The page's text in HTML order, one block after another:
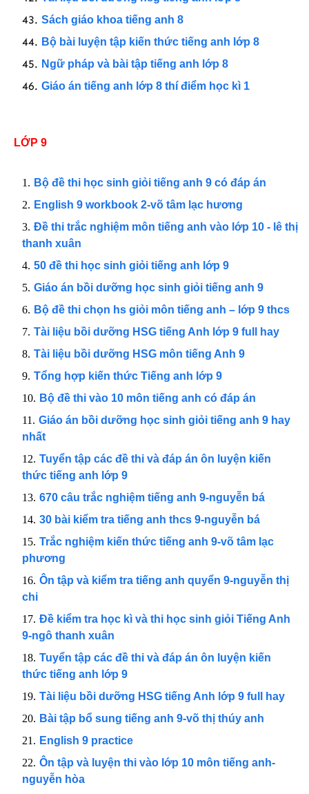
Sách giáo khoa tiếng anh 8
Bộ bài luyện tập kiến thức tiếng anh lớp 8
Ngữ pháp và bài tập tiếng anh lớp 8
Giáo án tiếng anh lớp 8 thí điểm học kì 1
LỚP 9
Bộ đề thi học sinh giỏi tiếng anh 9 có đáp án
English 9 workbook 2-võ tâm lạc hương
Đề thi trắc nghiệm môn tiếng anh vào lớp 10 - lê thị
thanh xuân
50 đề thi học sinh giỏi tiếng anh lớp 9
Giáo án bồi dưỡng học sinh giỏi tiếng anh 9
Bộ đề thi chọn hs giỏi môn tiếng anh – lớp 9 thcs
Tài liệu bồi dưỡng HSG tiếng Anh lớp 9 full hay
Tài liệu bồi dưỡng HSG môn tiếng Anh 9
Tổng hợp kiến thức Tiếng anh lớp 9
Bộ đề thi vào 10 môn tiếng anh có đáp án
Giáo án bồi dưỡng học sinh giỏi tiếng anh 9 hay
nhất
Tuyển tập các đề thi và đáp án ôn luyện kiến
thức tiếng anh lớp 9
670 câu trắc nghiệm tiếng anh 9-nguyễn bá
30 bài kiểm tra tiếng anh thcs 9-nguyễn bá
Trắc nghiệm kiến thức tiếng anh 9-võ tâm lạc
phương
Ôn tập và kiểm tra tiếng anh quyển 9-nguyễn thị
chi
Đề kiểm tra học kì và thi học sinh giỏi Tiếng Anh
9-ngô thanh xuân
Tuyển tập các đề thi và đáp án ôn luyện kiến
thức tiếng anh lớp 9
Tài liệu bồi dưỡng HSG tiếng Anh lớp 9 full hay
Bài tập bổ sung tiếng anh 9-võ thị thúy anh
English 9 practice
Ôn tập và luyện thi vào lớp 10 môn tiếng anh-
nguyễn hòa